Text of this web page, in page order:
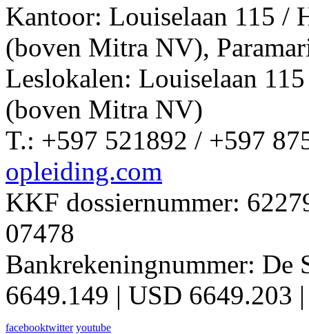
Kantoor: Louiselaan 115 /
(boven Mitra NV),
Leslokalen: Louiselaan
(boven Mitra NV)
T.: +597 521892 / +597
opleiding.com
KKF dossiernummer:
07478
Bankrekeningnummer: De
6649.149 | USD 6649.203
facebooktwitter youtube